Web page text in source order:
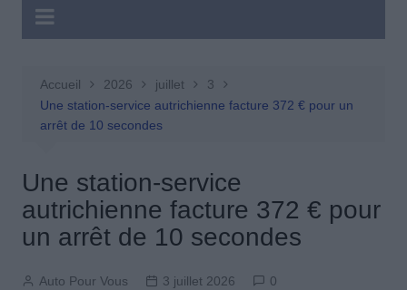
Accueil 2026 juillet
3
Une station-service autrichienne facture 372 € pour un
arrêt de 10 secondes
Une station-service
autrichienne facture 372 € pour
un arrêt de 10 secondes
Auto Pour Vous 3 juillet 2026
0